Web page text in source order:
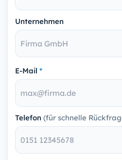
Unternehmen
E-Mail *
Telefon (für schnelle